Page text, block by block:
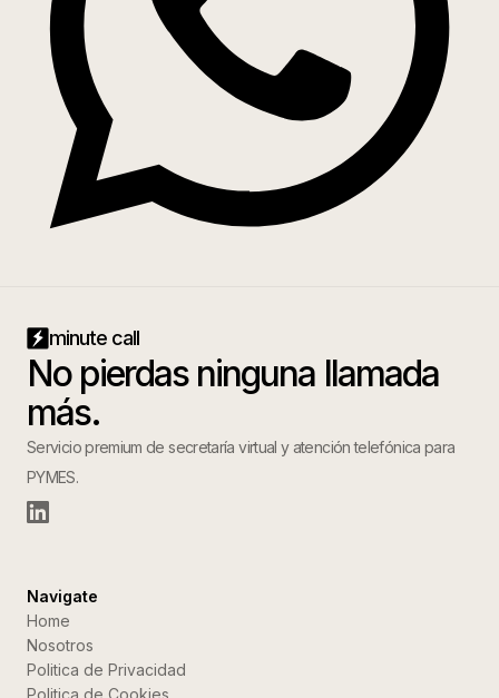
minute call
No pierdas ninguna llamada
más.
Servicio premium de secretaría virtual y atención telefónica para
PYMES.
Navigate
Home
Nosotros
Politica de Privacidad
Politica de Cookies